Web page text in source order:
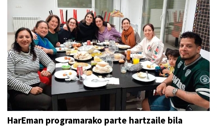
HarEman programarako parte hartzaile bila